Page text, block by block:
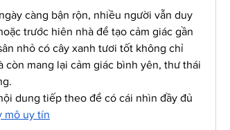
càng bận rộn, nhiều người vẫn duy
trước hiên nhà để tạo cảm giác gần
nhỏ có cây xanh tươi tốt không chỉ
mang lại cảm giác bình yên, thư thái
dung tiếp theo để có cái nhìn đầy đủ
mô uy tín